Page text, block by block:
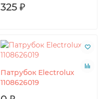
325 ₽
Патрубок Electrolux
1108626019